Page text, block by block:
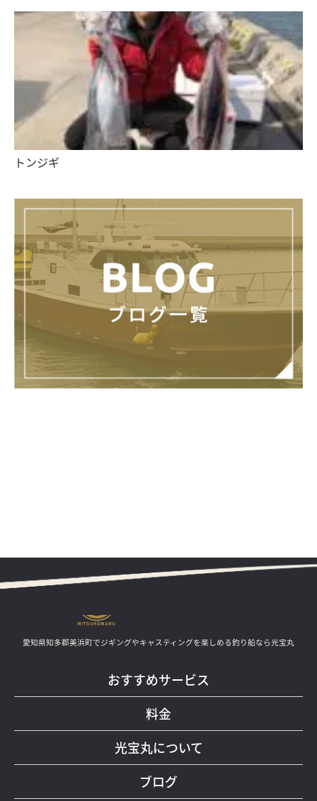
トンジギ
愛知県知多郡美浜町でジギングやキャスティングを楽しめる釣り船なら光宝丸
おすすめサービス
料金
光宝丸について
ブログ